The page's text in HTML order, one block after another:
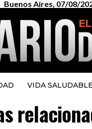
Buenos Aires, 07/08/
VIDA SALUDABLE